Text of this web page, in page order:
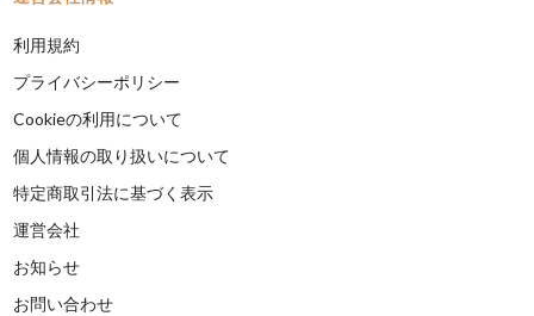
利用規約
プライバシーポリシー
Cookieの利用について
個人情報の取り扱いについて
特定商取引法に基づく表示
運営会社
お知らせ
お問い合わせ